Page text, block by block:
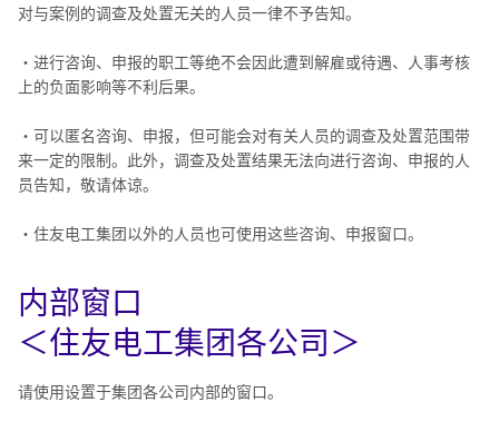
对与案例的调查及处置无关的人员一律不予告知。
・进行咨询、申报的职工等绝不会因此遭到解雇或待遇、人事考核
上的负面影响等不利后果。
・可以匿名咨询、申报，但可能会对有关人员的调查及处置范围带
来一定的限制。此外，调查及处置结果无法向进行咨询、申报的人
员告知，敬请体谅。
・住友电工集团以外的人员也可使用这些咨询、申报窗口。
内部窗口
＜住友电工集团各公司＞
请使用设置于集团各公司内部的窗口。